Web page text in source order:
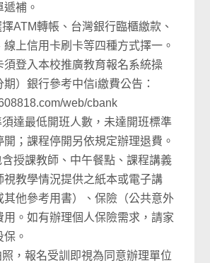
補。
ATM轉帳、台灣銀行臨櫃繳款、
上信用卡刷卡等四種方式擇一。
須登入本校推廣教育報名系統操
）銀行參考中信i繳費公告：
web/cbank
達最低開班人數，未達開班標準
；課程停開另依規定辦理退費。
授課教師、中午餐點、課程講義
視教學情況提供之紙本或電子講
其他參考用書）、保險（公共意外
用。如有辦理個人保險需求，請家
。
，報名受訓即視為同意辦理單位